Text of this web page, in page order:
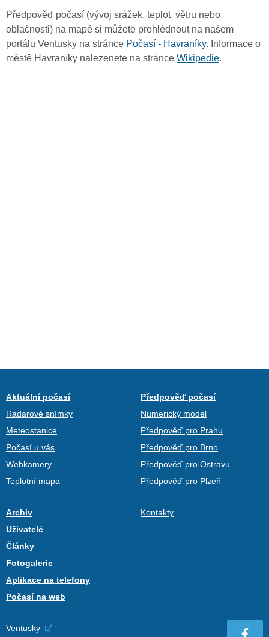
Předpověď počasí (vývoj srážek, teplot, větru nebo
oblačnosti) na mapě si můžete prohlédnout na našem
portálu Ventusky na stránce Počasí - Havraníky. Informace o
městě Havraníky nalezenete na stránce Wikipedie.
Aktuální počasí
Radarové snímky
Meteostanice
Počasí u vás
Webkamery
Teplotní mapa
Předpověď počasí
Numerický model
Předpověď pro Prahu
Předpověď pro Brno
Předpověď pro Ostravu
Předpověď pro Plzeň
Archiv
Uživatelé
Články
Fotogalerie
Aplikace na telefony
Počasí na web
Kontakty
Ventusky